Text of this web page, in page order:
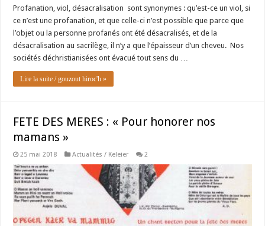
Profanation, viol, désacralisation sont synonymes : qu’est-ce un viol, si
ce n’est une profanation, et que celle-ci n’est possible que parce que
l’objet ou la personne profanés ont été désacralisés, et de la
désacralisation au sacrilège, il n’y a que l’épaisseur d’un cheveu. Nos
sociétés déchristianisées ont évacué tout sens du …
Lire la suite / gouzout hiroc'h »
FETE DES MERES : « Pour honorer nos
mamans »
25 mai 2018 Actualités / Keleier 2